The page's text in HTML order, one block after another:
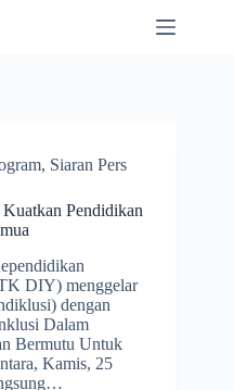
, Siaran Pers
Pendidikan
DIY) menggelar
dengan
Dalam
Bermutu Untuk
Kamis, 25